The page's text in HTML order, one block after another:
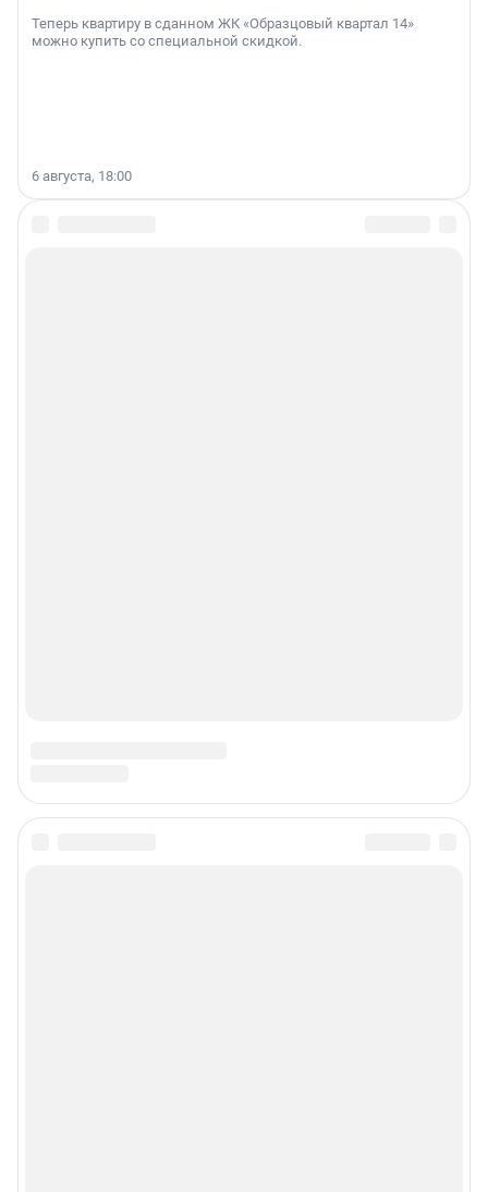
Теперь квартиру в сданном ЖК «Образцовый квартал 14»
можно купить со специальной скидкой.
6 августа, 18:00